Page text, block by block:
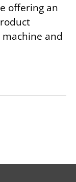
offering an
and